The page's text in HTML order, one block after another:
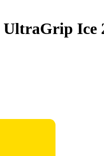
Ice